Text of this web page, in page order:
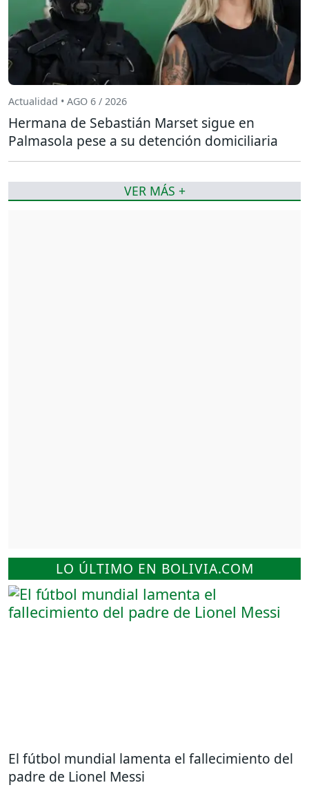
LO ÚLTIMO EN BOLIVIA.COM
El fútbol mundial lamenta el fallecimiento del
padre de Lionel Messi
Actualidad • AGO 6 / 2026
Hermana de Sebastián Marset sigue en
Palmasola pese a su detención domiciliaria
VER MÁS +